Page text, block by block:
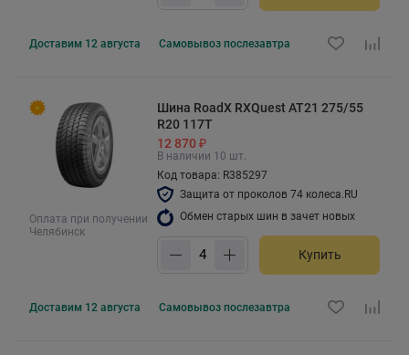
Доставим 12 августа Самовывоз послезавтра
Оплата при получении
Челябинск
Шина RoadX RXQuest AT21 275/55
R20 117T
12 870 ₽
В наличии 10 шт.
Код товара: R385297
Защита от проколов 74 колеса.RU
Обмен старых шин в зачет новых
Купить
Доставим 12 августа Самовывоз послезавтра